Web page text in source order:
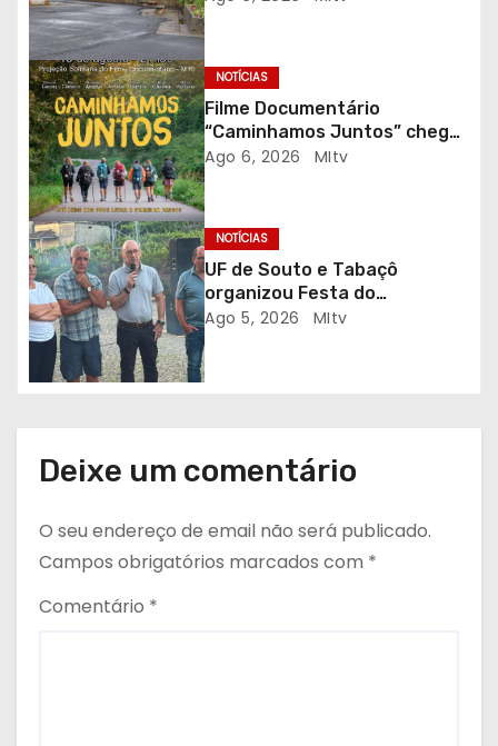
a
r
t
i
g
o
s
NOTÍCIAS
Filme Documentário
“Caminhamos Juntos” chega
ao Auditório do C.E.R. Vagos
Ago 6, 2026 MItv
NOTÍCIAS
UF de Souto e Tabaçô
organizou Festa do
Emigrante
Ago 5, 2026 MItv
Deixe um comentário
O seu endereço de email não será publicado.
Campos obrigatórios marcados com *
Comentário *